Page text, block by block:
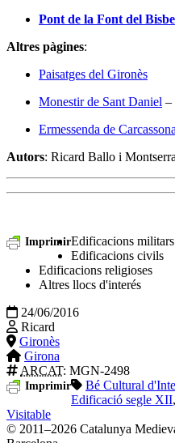
Pont de la Font del Bisbe
Altres pàgines:
Paisatges del Gironès
Monestir de Sant Daniel –
Ermessenda de Carcassona
Autors: Ricard Ballo i
ImprimirEdificacions militars
Edificacions civils
Edificacions religioses
Altres llocs d'interés
24/06/2016
Ricard
Gironès
Girona
ARCAT: MGN-2498
Imprimir Bé Cultural
Edificació segle XII,
Visitable
© 2011–2026 Catalunya